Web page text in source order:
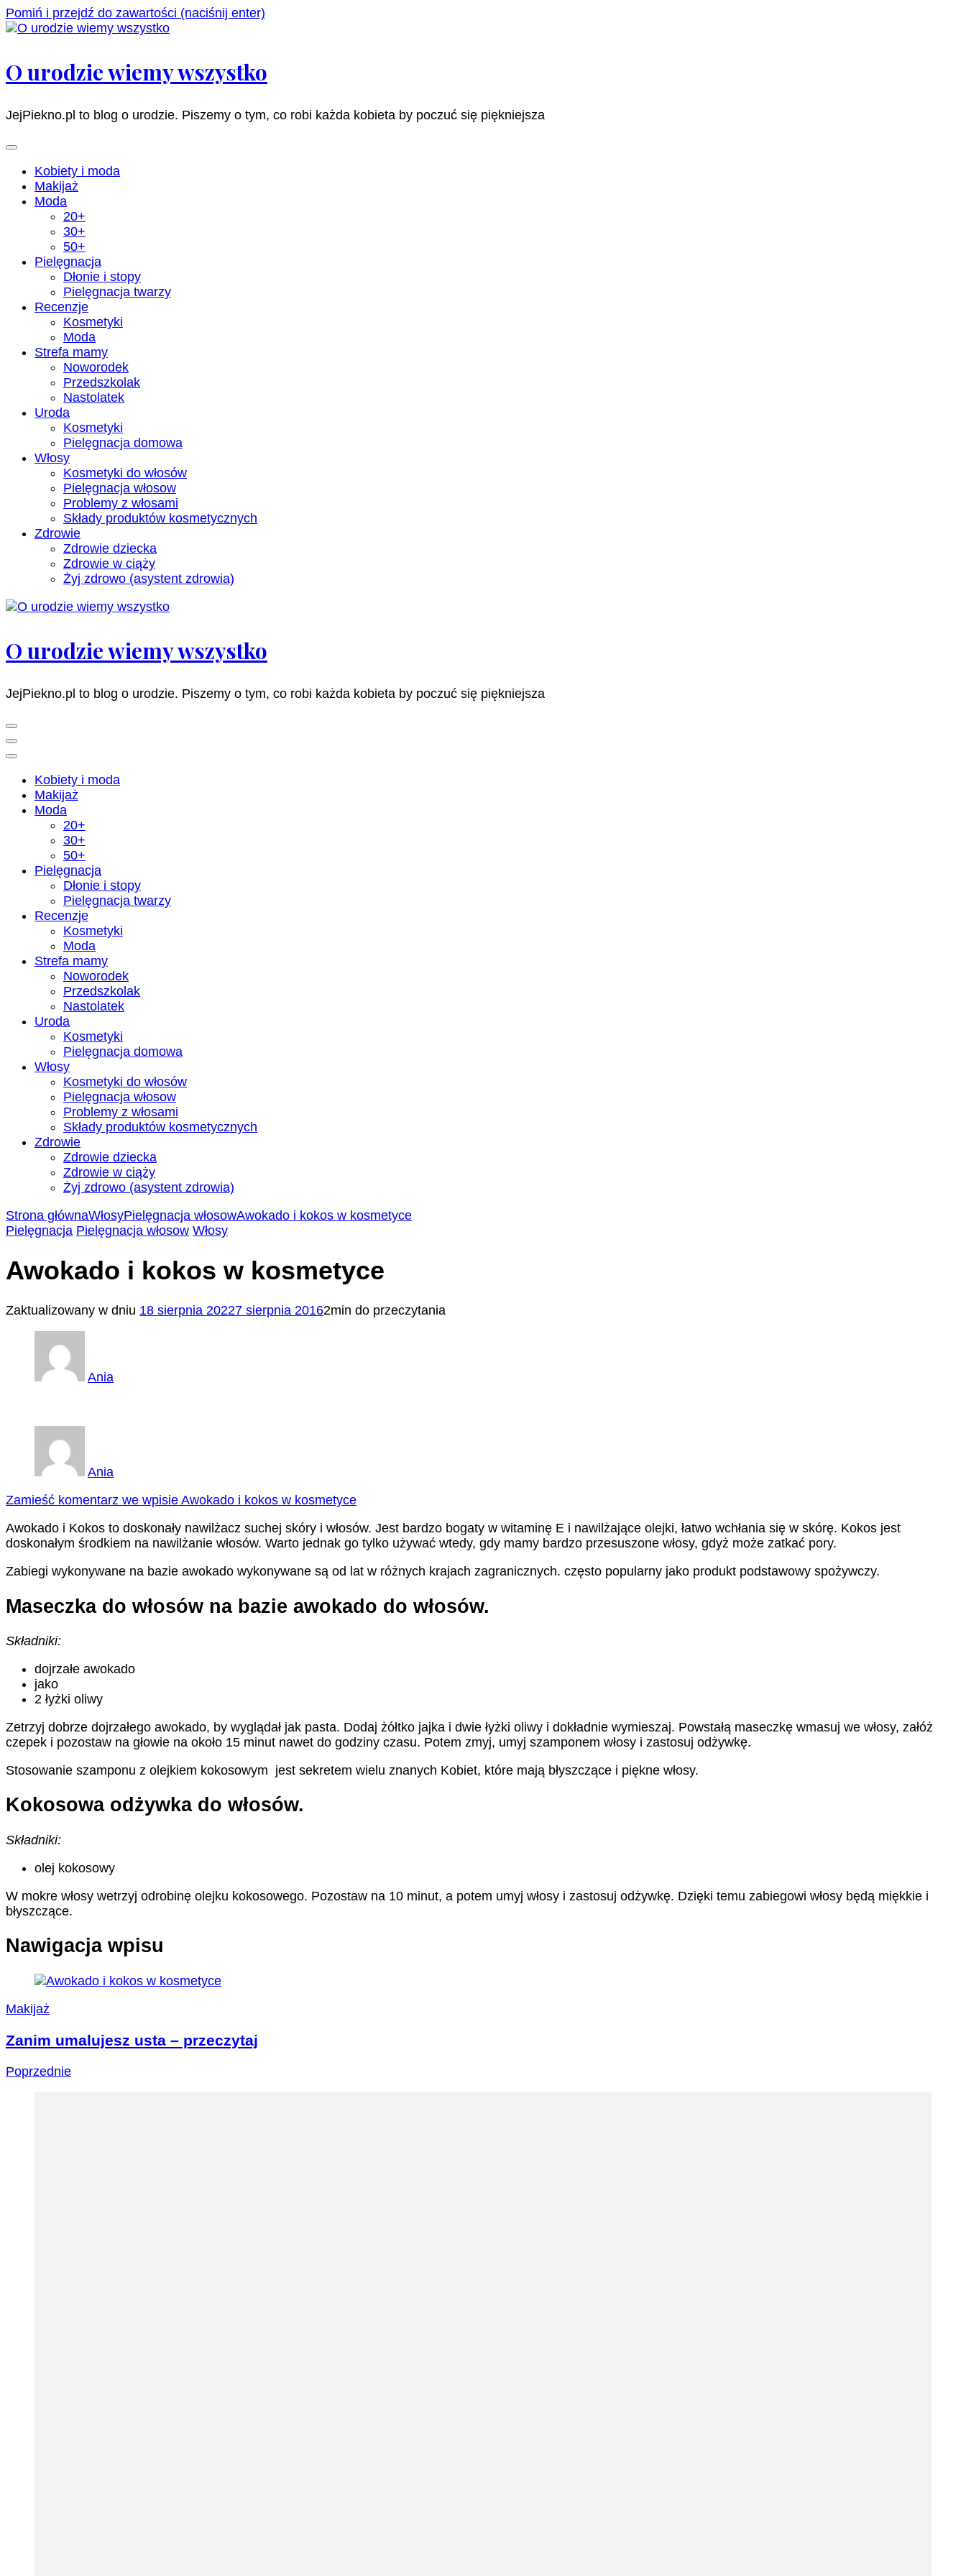
Pomiń i przejdź do zawartości (naciśnij enter)
O urodzie wiemy wszystko
JejPiekno.pl to blog o urodzie. Piszemy o tym, co robi każda kobieta by poczuć się piękniejsza
Kobiety i moda
Makijaż
Moda
20+
30+
50+
Pielęgnacja
Dłonie i stopy
Pielęgnacja twarzy
Recenzje
Kosmetyki
Moda
Strefa mamy
Noworodek
Przedszkolak
Nastolatek
Uroda
Kosmetyki
Pielęgnacja domowa
Włosy
Kosmetyki do włosów
Pielęgnacja włosow
Problemy z włosami
Składy produktów kosmetycznych
Zdrowie
Zdrowie dziecka
Zdrowie w ciąży
Żyj zdrowo (asystent zdrowia)
O urodzie wiemy wszystko
JejPiekno.pl to blog o urodzie. Piszemy o tym, co robi każda kobieta by poczuć się piękniejsza
Kobiety i moda
Makijaż
Moda
20+
30+
50+
Pielęgnacja
Dłonie i stopy
Pielęgnacja twarzy
Recenzje
Kosmetyki
Moda
Strefa mamy
Noworodek
Przedszkolak
Nastolatek
Uroda
Kosmetyki
Pielęgnacja domowa
Włosy
Kosmetyki do włosów
Pielęgnacja włosow
Problemy z włosami
Składy produktów kosmetycznych
Zdrowie
Zdrowie dziecka
Zdrowie w ciąży
Żyj zdrowo (asystent zdrowia)
Strona głównaWłosyPielęgnacja włosowAwokado i kokos w kosmetyce
Pielęgnacja Pielęgnacja włosow Włosy
Awokado i kokos w kosmetyce
Zaktualizowany w dniu 18 sierpnia 20227 sierpnia 20162min do przeczytania
Ania
Ania
Zamieść komentarz we wpisie Awokado i kokos w kosmetyce
Awokado i Kokos to doskonały nawilżacz suchej skóry i włosów. Jest bardzo bogaty w witaminę E i nawilżające olejki, łatwo wchłania się w skórę. Kokos jest
doskonałym środkiem na nawilżanie włosów. Warto jednak go tylko używać wtedy, gdy mamy bardzo przesuszone włosy, gdyż może zatkać pory.
Zabiegi wykonywane na bazie awokado wykonywane są od lat w różnych krajach zagranicznych. często popularny jako produkt podstawowy spożywczy.
Maseczka do włosów na bazie awokado do włosów.
Składniki:
dojrzałe awokado
jako
2 łyżki oliwy
Zetrzyj dobrze dojrzałego awokado, by wyglądał jak pasta. Dodaj żółtko jajka i dwie łyżki oliwy i dokładnie wymieszaj. Powstałą maseczkę wmasuj we włosy, załóż
czepek i pozostaw na głowie na około 15 minut nawet do godziny czasu. Potem zmyj, umyj szamponem włosy i zastosuj odżywkę.
Stosowanie szamponu z olejkiem kokosowym jest sekretem wielu znanych Kobiet, które mają błyszczące i piękne włosy.
Kokosowa odżywka do włosów.
Składniki:
olej kokosowy
W mokre włosy wetrzyj odrobinę olejku kokosowego. Pozostaw na 10 minut, a potem umyj włosy i zastosuj odżywkę. Dzięki temu zabiegowi włosy będą miękkie i
błyszczące.
Nawigacja wpisu
Makijaż
Zanim umalujesz usta – przeczytaj
Poprzednie